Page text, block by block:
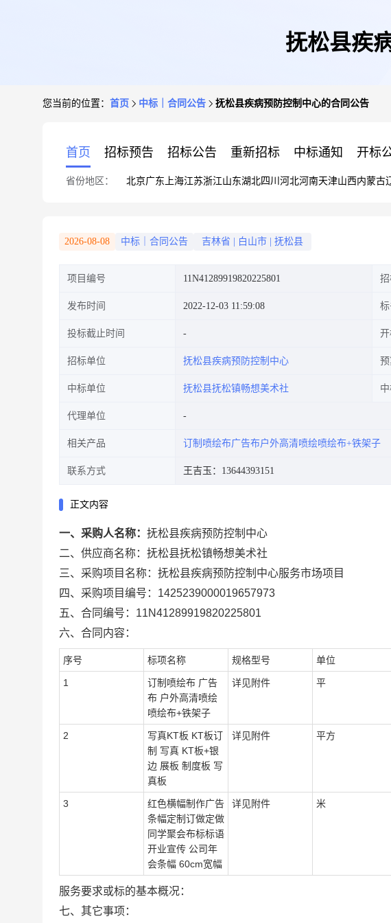
抚松县疾
您当前的位置： 首页 中标｜合同公告 抚松县疾病预防控制中心的合同公告
首页 招标预告 招标公告 重新招标 中标通知 开标
省份地区： 北京广东 上海江苏浙江山东湖北四川 河北河南天津山西内蒙古
2026-08-08 中标｜合同公告 吉林省 白山市 抚松县
项目编号 11N41289919820225801
发布时间 2022-12-03 11:59:08 标
投标截止时间 开
招标单位 抚松县疾病预防控制中心
中标单位 抚松县抚松镇畅想美术社
代理单位
相关产品 订制喷绘布广告布户外高清喷绘喷绘布+铁架子
联系方式 王吉玉：13644393151
正文内容
一、采购人名称： 抚松县疾病预防控制中心
二、供应商名称： 抚松县抚松镇畅想美术社
三、采购项目名称： 抚松县疾病预防控制中心服务市场项目
四、采购项目编号： 1425239000019657973
五、合同编号： 11N41289919820225801
六、合同内容：
序号 标项名称 规格型号 单位
1
订制喷绘布 广告
布 户外高清喷绘
喷绘布+铁架子
详见附件 平
2
写真KT板 KT板订
制 写真 KT板+银
边 展板 制度板 写
真板
详见附件 平方
3
红色横幅制作广告
条幅定制订做定做
同学聚会布标标语
开业宣传 公司年
会条幅 60cm宽幅
详见附件 米
服务要求或标的基本概况：
七、其它事项：